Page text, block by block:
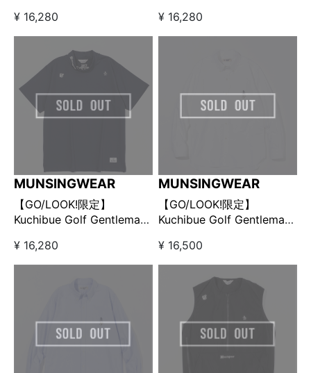
ック ブラック
¥ 16,280
ック ホワイト
¥ 16,280
MUNSINGWEAR
【GO/LOOK!限定】
Kuchibue Golf Gentleman
ック ネイビー
¥ 16,280
MUNSINGWEAR
【GO/LOOK!限定】
Kuchibue Golf Gentleman
ウンオックスシャツ ホワイ
ト
¥ 16,500